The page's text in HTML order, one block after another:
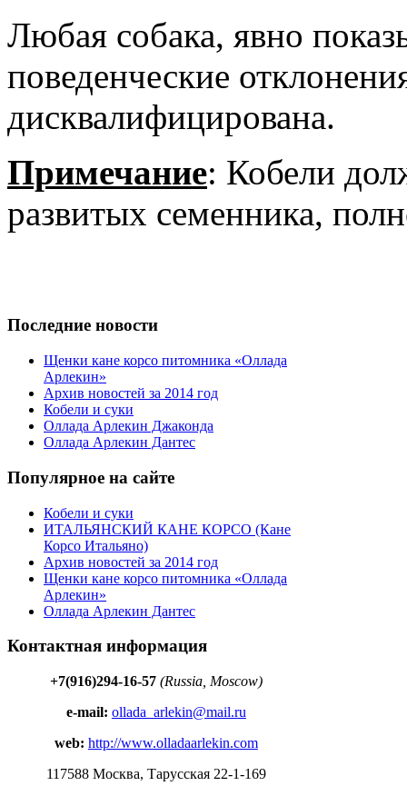
Любая собака, явно
поведенческие
дисквалифицирована.
Примечание: Кобели
развитых семенника,
Последние новости
Щенки кане корсо питомника «Оллада
Арлекин»
Архив новостей за 2014 год
Кобели и суки
Оллада Арлекин Джаконда
Оллада Арлекин Дантес
Популярное на сайте
Кобели и суки
ИТАЛЬЯНСКИЙ КАНЕ КОРСО (Кане
Корсо Итальяно)
Архив новостей за 2014 год
Щенки кане корсо питомника «Оллада
Арлекин»
Оллада Арлекин Дантес
Контактная информация
+7(916)294-16-57 (Russia, Moscow)
e-mail: ollada_arlekin@mail.ru
web: http://www.olladaarlekin.com
117588 Москва, Тарусская 22-1-169